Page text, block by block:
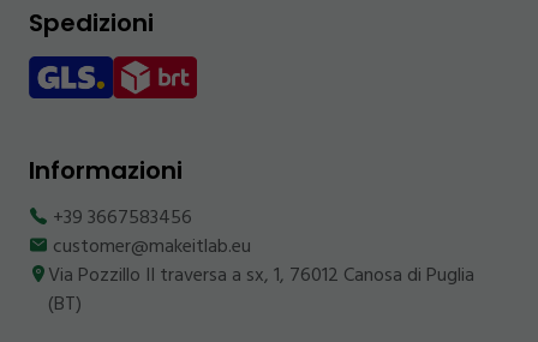
Spedizioni
Informazioni
+39 3667583456
customer@makeitlab.eu
Via Pozzillo II traversa a sx, 1, 76012 Canosa di Puglia
(BT)